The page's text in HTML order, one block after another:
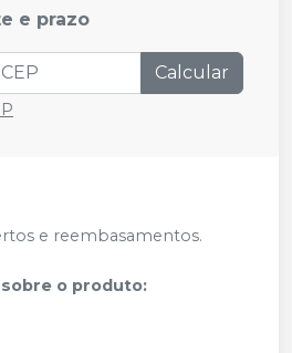
e prazo
Calcular
e reembasamentos.
o produto: